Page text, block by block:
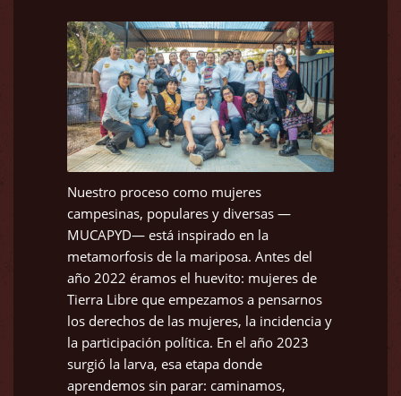
Nuestro proceso como mujeres
campesinas, populares y diversas —
MUCAPYD— está inspirado en la
metamorfosis de la mariposa. Antes del
año 2022 éramos el huevito: mujeres de
Tierra Libre que empezamos a pensarnos
los derechos de las mujeres, la incidencia y
la participación política. En el año 2023
surgió la larva, esa etapa donde
aprendemos sin parar: caminamos,